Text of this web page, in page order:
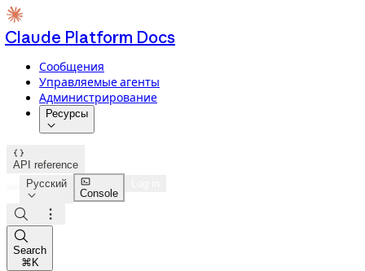
Claude Platform Docs
Сообщения
Управляемые агенты
Администрирование
Ресурсы


API reference
Русский


Console



Search
⌘K